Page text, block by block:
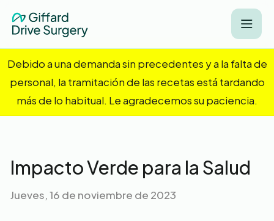
Debido a una demanda sin precedentes y a la falta de
personal, la tramitación de las recetas está tardando
más de lo habitual. Le agradecemos su paciencia.
Impacto Verde para la Salud
Jueves, 16 de noviembre de 2023